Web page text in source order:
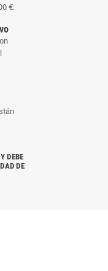
€.
DEBE
DE